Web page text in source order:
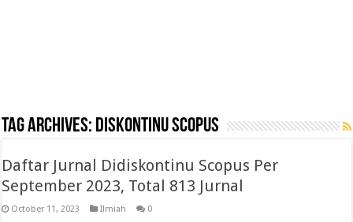
Tag Archives: diskontinu scopus
Daftar Jurnal Didiskontinu Scopus Per
September 2023, Total 813 Jurnal
October 11, 2023 Ilmiah 0